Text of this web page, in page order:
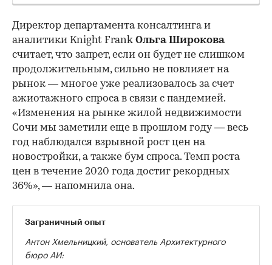
Директор департамента консалтинга и
аналитики Knight Frank Ольга Широкова
считает, что запрет, если он будет не слишком
продолжительным, сильно не повлияет на
рынок — многое уже реализовалось за счет
ажиотажного спроса в связи с пандемией.
«Изменения на рынке жилой недвижимости
Сочи мы заметили еще в прошлом году — весь
год наблюдался взрывной рост цен на
новостройки, а также бум спроса. Темп роста
цен в течение 2020 года достиг рекордных
36%», — напомнила она.
Заграничный опыт
Антон Хмельницкий, основатель Архитектурного
бюро АИ: